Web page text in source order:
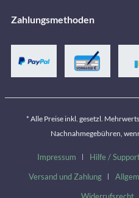
Zahlungsmethoden
* Alle Preise inkl. gesetzl.
Nachnahmegebühren,
Impressum Hilfe /
Versand und Zahlung
Widerrufsrecht